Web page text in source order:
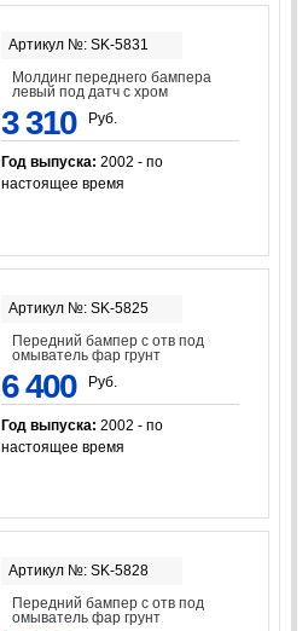
Артикул №: SK-5831
Молдинг переднего бампера
левый под датч с хром
3 310 Руб.
Год выпуска: 2002 - по
настоящее время
Артикул №: SK-5825
Передний бампер с отв под
омыватель фар грунт
6 400 Руб.
Год выпуска: 2002 - по
настоящее время
Артикул №: SK-5828
Передний бампер с отв под
омыватель фар грунт